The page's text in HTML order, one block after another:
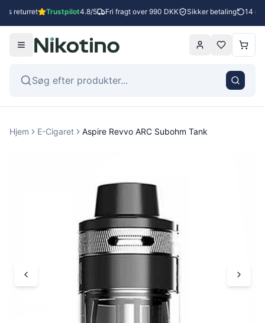
returret Trustpilot4.8/5 Fri fragt over 990 DKK Sikker betaling 14
Hjem E-Cigaret Aspire Revvo ARC Subohm Tank